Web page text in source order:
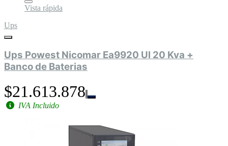
Vista rápida
Ups
Ups Powest Nicomar Ea9920 Ul 20 Kva +
Banco de Baterias
$21.613.878
IVA Incluido